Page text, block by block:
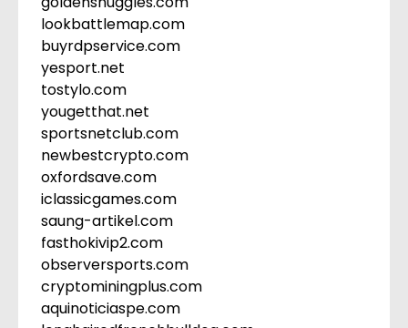
lookbattlemap.com
buyrdpservice.com
yesport.net
tostylo.com
yougetthat.net
sportsnetclub.com
newbestcrypto.com
oxfordsave.com
iclassicgames.com
saung-artikel.com
fasthokivip2.com
observersports.com
cryptominingplus.com
aquinoticiaspe.com